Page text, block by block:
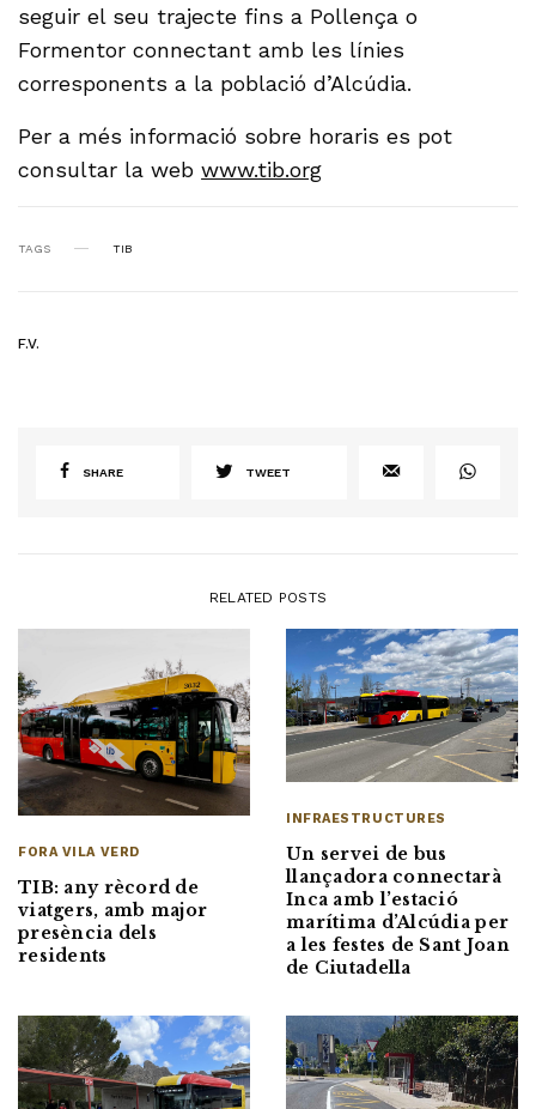
seguir el seu trajecte fins a Pollença o
Formentor connectant amb les línies
corresponents a la població d’Alcúdia.
Per a més informació sobre horaris es pot
consultar la webwww.tib.org
TAGS TIB
F.V.
SHARE TWEET
RELATED POSTS
FORA VILA VERD
TIB: any rècord de
viatgers, amb major
presència dels
residents
INFRAESTRUCTURES
Un servei de bus
llançadora connectarà
Inca amb l’estació
marítima d’Alcúdia per
a les festes de Sant Joan
de Ciutadella